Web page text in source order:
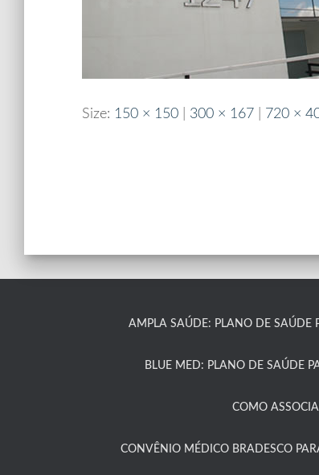
Size: 150 × 150 300 × 167 720 ×
AMPLA SAÚDE: PLANO DE SAÚDE
BLUE MED: PLANO DE SAÚDE
COMO
CONVÊNIO MÉDICO BRADESCO